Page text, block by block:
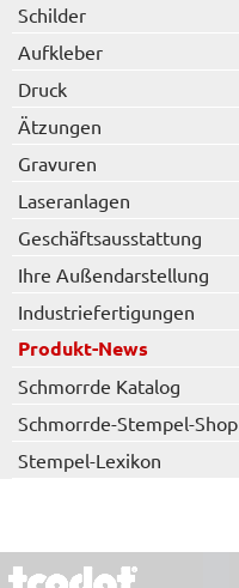
Schilder
Aufkleber
Druck
Ätzungen
Gravuren
Laseranlagen
Geschäftsausstattung
Ihre Außendarstellung
Industriefertigungen
Produkt-News
Schmorrde Katalog
Schmorrde-Stempel-Shop
Stempel-Lexikon